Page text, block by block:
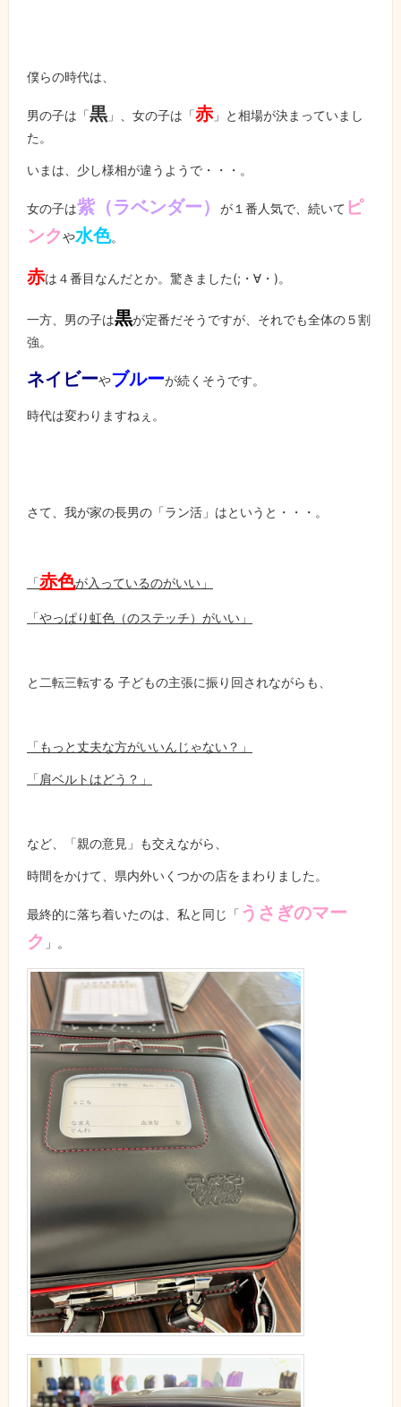
僕らの時代は、
男の子は「黒 」、女の子は「赤」と相場が決まっていまし
た。
いまは、少し様相が違うようで・・・。
女の子は紫（ラベンダー） が１番人気で、続いて ピ
ンクや水色。
赤は４番目なんだとか。驚きました(; ・∀・ )。
一方、男の子は黒が定番だそうですが、それでも全体の５割
強。
ネイビーやブルーが続くそうです。
時代は変わりますねぇ。
さて、我が家の長男の「ラン活」はというと・・・。
「赤色が入っているのがいい」
「やっぱり虹色（のステッチ）がいい」
と二転三転する 子どもの主張に振り回されながらも、
「もっと丈夫な方がいいんじゃない？」
「肩ベルトはどう？」
など、「親の意見」も交えながら、
時間をかけて、県内外いくつかの店をまわりました。
最終的に落ち着いたのは、私と同じ「 うさぎのマー
ク 」。